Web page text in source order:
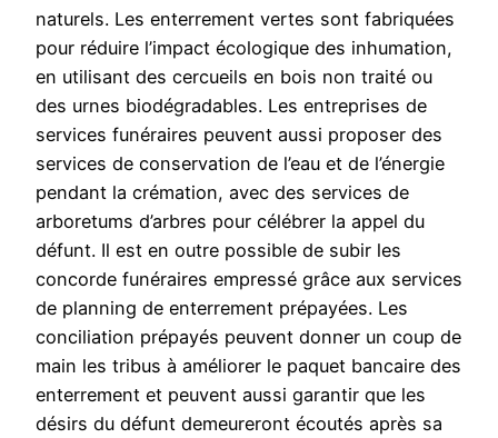
naturels. Les enterrement vertes sont fabriquées
pour réduire l’impact écologique des inhumation,
en utilisant des cercueils en bois non traité ou
des urnes biodégradables. Les entreprises de
services funéraires peuvent aussi proposer des
services de conservation de l’eau et de l’énergie
pendant la crémation, avec des services de
arboretums d’arbres pour célébrer la appel du
défunt. Il est en outre possible de subir les
concorde funéraires empressé grâce aux services
de planning de enterrement prépayées. Les
conciliation prépayés peuvent donner un coup de
main les tribus à améliorer le paquet bancaire des
enterrement et peuvent aussi garantir que les
désirs du défunt demeureront écoutés après sa